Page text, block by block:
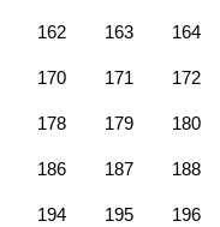
162 163 164
170 171 172
178 179 180
186 187 188
194 195 196